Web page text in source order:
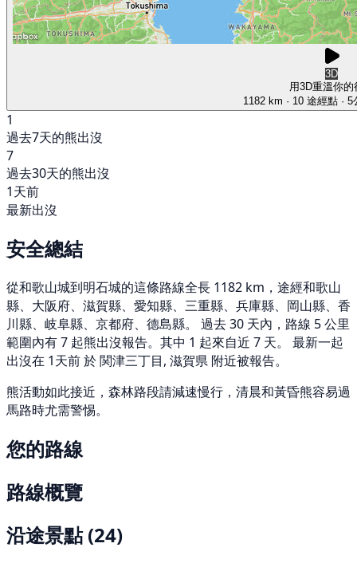
3D
用3D重溫你的
1182 km · 10 途經點· 5
1
過去7天的熊出沒
7
過去30天的熊出沒
1天前
最新出沒
安全總結
從和歌山城到明石城的這條路線全長 1182 km，途經和歌山
縣、大阪府、滋賀縣、愛知縣、三重縣、兵庫縣、岡山縣、香
川縣、岐阜縣、京都府、德島縣。 過去 30 天內，路線 5 公里
範圍內有 7 起熊出沒報告。其中 1 起來自近 7 天。 最新一起
出沒在 1天前 於 関津三丁目, 滋賀県 附近被報告。
熊活動如此接近，森林路段請減速慢行，清晨和黃昏熊容易過
馬路時尤需警惕。
您的路線
路線概覽
沿途景點(24)